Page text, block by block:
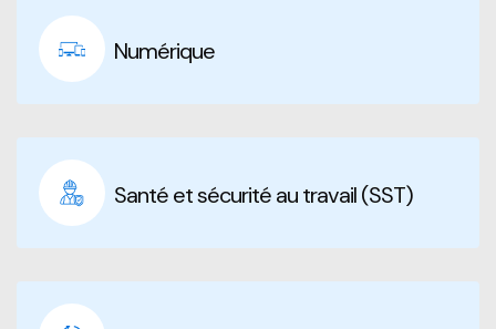
Numérique
Santé et sécurité au travail (SST)